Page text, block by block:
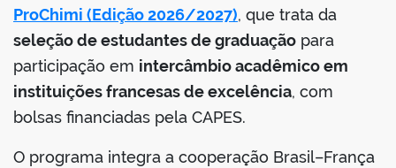
ProChimi (Edição 2026/2027), que trata da
seleção de estudantes de graduação para
participação em intercâmbio acadêmico em
instituições francesas de excelência, com
bolsas financiadas pela CAPES.
O programa integra a cooperação Brasil–França